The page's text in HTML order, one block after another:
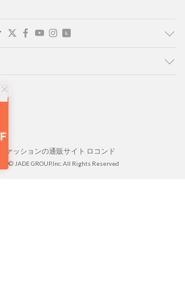
ァッションの通販サイト ロコンド
© JADE GROUP,Inc. All Rights Reserved